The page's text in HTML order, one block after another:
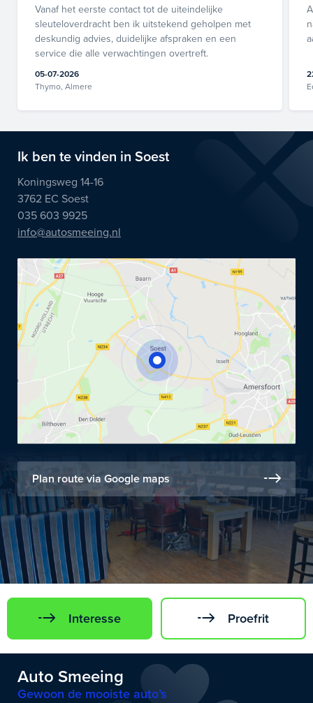
Vanaf het eerste contact tot de uiteindelijke
sleuteloverdracht ben ik uitstekend geholpen met
deskundig advies, duidelijke afspraken en een
service die alle verwachtingen overtreft.
05-07-2026
Thymo, Almere
Ik ben te vinden in Soest
Koningsweg 14-16
3762 EC Soest
035 603 9925
info@autosmeeing.nl
Plan route via Google maps
Interesse Proefrit
Auto Smeeing
Gewoon de mooiste auto’s